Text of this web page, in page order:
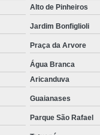
Alto de Pinheiros
Jardim Bonfiglioli
Praça da Arvore
Água Branca
Aricanduva
Guaianases
Parque São Rafael